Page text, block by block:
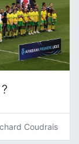
Coudrais